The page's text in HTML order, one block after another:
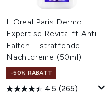
L'Oreal Paris Dermo
Expertise Revitalift Anti-
Falten + straffende
Nachtcreme (50ml)
-50% RABATT
4.5 (265)